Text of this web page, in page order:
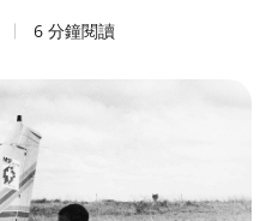
6 分鐘閱讀